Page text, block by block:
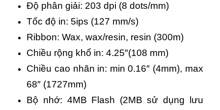
Độ phân giải: 203 dpi (8 dots/mm)
Tốc độ in: 5ips (127 mm/s)
Ribbon: Wax, wax/resin, resin (300m)
Chiều rộng khổ in: 4.25″(108 mm)
Chiều cao nhãn in: min 0.16″ (4mm), max
68″ (1727mm)
Bộ nhớ: 4MB Flash (2MB sử dụng lưu